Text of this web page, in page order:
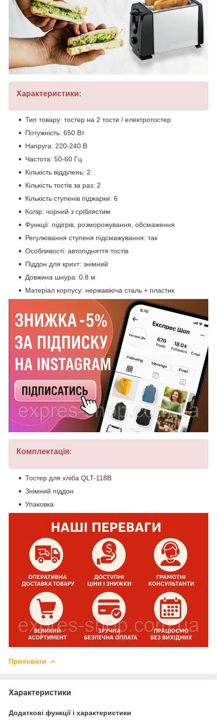
Характеристики:
Тип товару: тостер на 2 тости / електротостер
Потужність: 650 Вт
Напруга: 220-240 В
Частота: 50-60 Гц
Кількість відділень: 2
Кількість тостів за раз: 2
Кількість ступенів піджарки: 6
Колір: чорний з сріблястим
Функції: підігрів, розморожування, обсмаження
Регулювання ступеня підсмажування: так
Особливості: автопідняття тостів
Піддон для крихт: знімний
Довжина шнура: 0.8 м
Матеріал корпусу: нержавіюча сталь + пластик
Комплектація:
Тостер для хліба QLT-118B
Знімний піддон
Упаковка
Приховати
Характеристики
Додаткові функції і характеристики